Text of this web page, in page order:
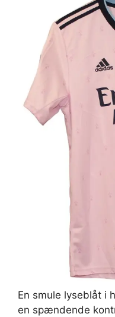
En smule lyseblåt i
en spændende